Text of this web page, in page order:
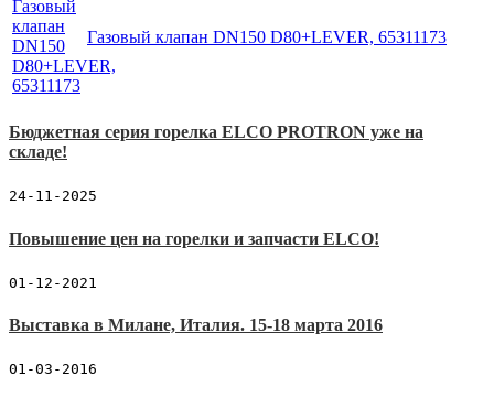
Газовый клапан DN150 D80+LEVER, 65311173
Бюджетная серия горелка ELCO PROTRON уже на
складе!
24-11-2025
Повышение цен на горелки и запчасти ELCO!
01-12-2021
Выставка в Милане, Италия. 15-18 марта 2016
01-03-2016